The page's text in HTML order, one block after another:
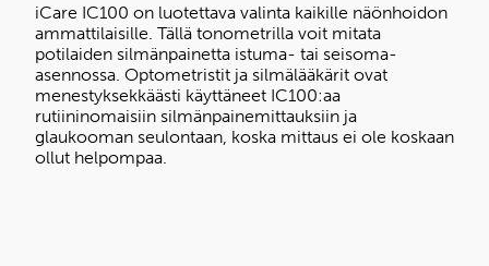
iCare IC100 on luotettava valinta kaikille näönhoidon
ammattilaisille. Tällä tonometrilla voit mitata
potilaiden silmänpainetta istuma- tai seisoma-
asennossa. Optometristit ja silmälääkärit ovat
menestyksekkäästi käyttäneet IC100:aa
rutiininomaisiin silmänpainemittauksiin ja
glaukooman seulontaan, koska mittaus ei ole koskaan
ollut helpompaa.